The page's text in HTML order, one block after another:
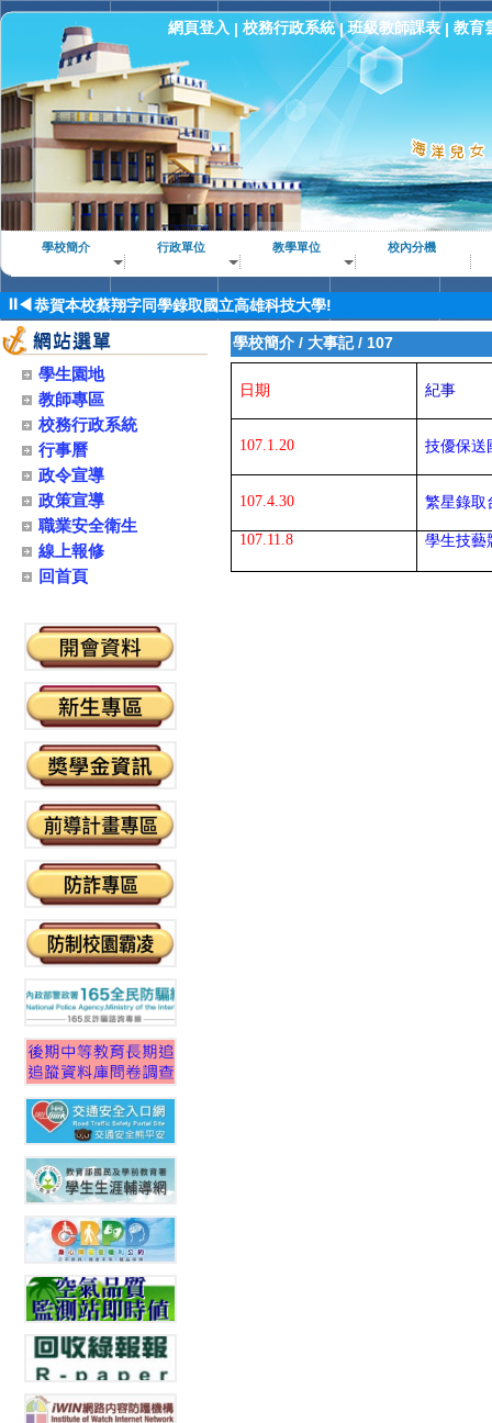
網頁登入 | 校務行政系統|班級教師課表| 教育
學校簡介 行政單位 教學單位 校內分機
⏸◀
恭賀本校郭昱廷同學錄取國立高雄科技大學!
恭賀本校林祐良同學錄取國立高雄科技大學!
恭賀本校王健安同學錄取國立高雄科技大學!
恭賀本校林昱佑同學錄取國立高雄科技大學!
恭賀本校蔡翔字同學錄取國立高雄科技大學!
恭喜本校學生與師長全國高級中等學校專業群科115年專題實作及
恭賀本校許○祥同學錄取國立台灣大學研究所！
恭喜本校114學年度全國高級中等學校家事類技藝競賽榮獲佳績！
恭喜本校學生與師長114學年度全國高級中等學校海事水產類技藝
賀家政科、養殖科榮獲114年全國專題實作及創意競賽-專題組水產
賀！電子科榮獲2024第35屆AERC亞洲機器人運動競技大賽佳作
學生園地
教師專區
校務行政系統
行事曆
政令宣導
政策宣導
職業安全衛生
線上報修
回首頁
學校簡介 / 大事記/ 107
日期 紀事
107.1.20 技優保送
107.4.30 繁星錄取
107.11.8 學生技藝